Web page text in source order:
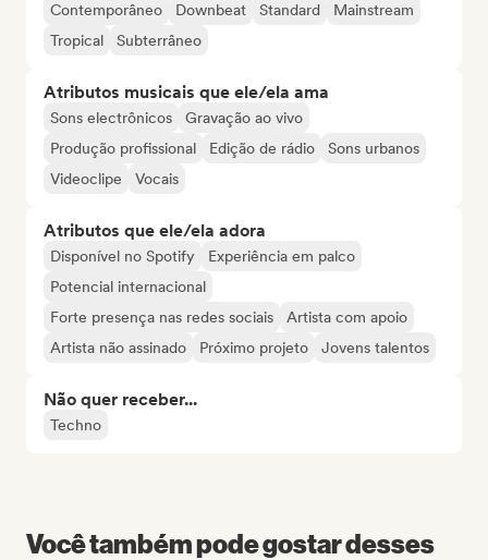
Contemporâneo Downbeat Standard
Mainstream
Tropical
Subterrâneo
Atributos musicais que ele/ela ama
Sons electrônicos
Gravação ao vivo
Produção profissional
Edição de rádio
Sons urbanos
Videoclipe
Vocais
Atributos que ele/ela adora
Disponível no Spotify
Experiência em palco
Potencial internacional
Forte presença nas redes sociais
Artista com apoio
Artista não assinado
Próximo projeto Jovens talentos
Não quer receber...
Techno
Você também pode gostar desses